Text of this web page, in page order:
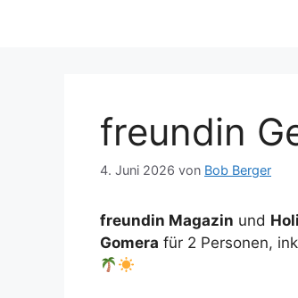
freundin
4. Juni 2026 von Bob Berger
freundin Magazin und
Gomera für 2 Personen,